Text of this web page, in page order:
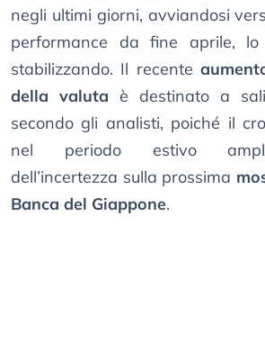
negli ultimi giorni, avviandosi
performance da fine aprile,
stabilizzando. Il recente
della valuta è destinato a
secondo gli analisti, poiché il
nel periodo estivo
dell’incertezza sulla prossima
Banca del Giappone.